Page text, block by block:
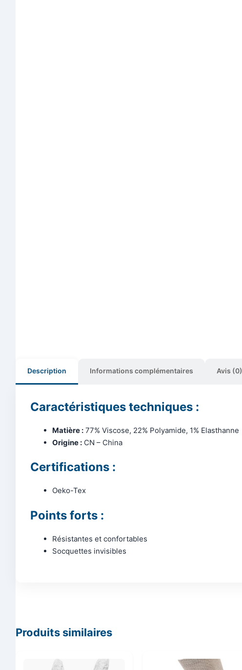
Description Informations complémentaires Avis (0)
Caractéristiques techniques :
Matière : 77% Viscose, 22% Polyamide, 1% Elasthanne
Origine : CN – China
Certifications :
Oeko-Tex
Points forts :
Résistantes et confortables
Socquettes invisibles
Produits similaires